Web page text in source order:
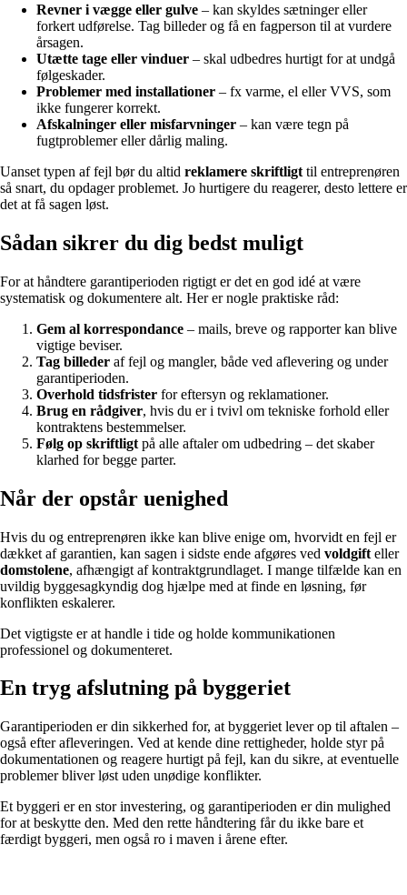
Revner i vægge eller gulve – kan skyldes sætninger eller
forkert udførelse. Tag billeder og få en fagperson til at vurdere
årsagen.
Utætte tage eller vinduer – skal udbedres hurtigt for at undgå
følgeskader.
Problemer med installationer – fx varme, el eller VVS, som
ikke fungerer korrekt.
Afskalninger eller misfarvninger – kan være tegn på
fugtproblemer eller dårlig maling.
Uanset typen af fejl bør du altid reklamere skriftligt til entreprenøren
så snart, du opdager problemet. Jo hurtigere du reagerer, desto lettere er
det at få sagen løst.
Sådan sikrer du dig bedst muligt
For at håndtere garantiperioden rigtigt er det en god idé at være
systematisk og dokumentere alt. Her er nogle praktiske råd:
Gem al korrespondance – mails, breve og rapporter kan blive
vigtige beviser.
Tag billeder af fejl og mangler, både ved aflevering og under
garantiperioden.
Overhold tidsfrister for eftersyn og reklamationer.
Brug en rådgiver, hvis du er i tvivl om tekniske forhold eller
kontraktens bestemmelser.
Følg op skriftligt på alle aftaler om udbedring – det skaber
klarhed for begge parter.
Når der opstår uenighed
Hvis du og entreprenøren ikke kan blive enige om, hvorvidt en fejl er
dækket af garantien, kan sagen i sidste ende afgøres ved voldgift eller
domstolene, afhængigt af kontraktgrundlaget. I mange tilfælde kan en
uvildig byggesagkyndig dog hjælpe med at finde en løsning, før
konflikten eskalerer.
Det vigtigste er at handle i tide og holde kommunikationen
professionel og dokumenteret.
En tryg afslutning på byggeriet
Garantiperioden er din sikkerhed for, at byggeriet lever op til aftalen –
også efter afleveringen. Ved at kende dine rettigheder, holde styr på
dokumentationen og reagere hurtigt på fejl, kan du sikre, at eventuelle
problemer bliver løst uden unødige konflikter.
Et byggeri er en stor investering, og garantiperioden er din mulighed
for at beskytte den. Med den rette håndtering får du ikke bare et
færdigt byggeri, men også ro i maven i årene efter.